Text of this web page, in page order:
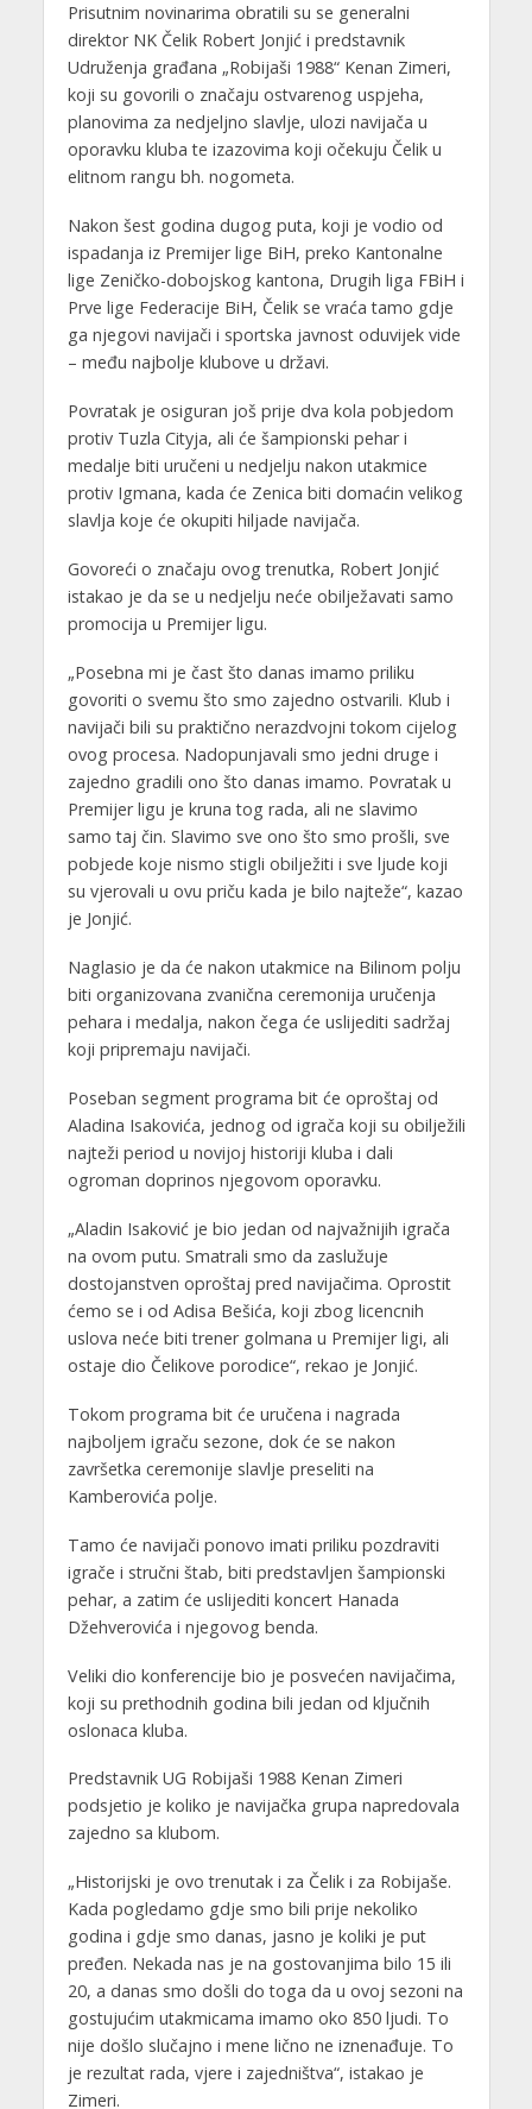
Prisutnim novinarima obratili su se generalni
direktor NK Čelik Robert Jonjić i predstavnik
Udruženja građana „Robijaši 1988“ Kenan Zimeri,
koji su govorili o značaju ostvarenog uspjeha,
planovima za nedjeljno slavlje, ulozi navijača u
oporavku kluba te izazovima koji očekuju Čelik u
elitnom rangu bh. nogometa.
Nakon šest godina dugog puta, koji je vodio od
ispadanja iz Premijer lige BiH, preko Kantonalne
lige Zeničko-dobojskog kantona, Drugih liga FBiH i
Prve lige Federacije BiH, Čelik se vraća tamo gdje
ga njegovi navijači i sportska javnost oduvijek vide
– među najbolje klubove u državi.
Povratak je osiguran još prije dva kola pobjedom
protiv Tuzla Cityja, ali će šampionski pehar i
medalje biti uručeni u nedjelju nakon utakmice
protiv Igmana, kada će Zenica biti domaćin velikog
slavlja koje će okupiti hiljade navijača.
Govoreći o značaju ovog trenutka, Robert Jonjić
istakao je da se u nedjelju neće obilježavati samo
promocija u Premijer ligu.
„Posebna mi je čast što danas imamo priliku
govoriti o svemu što smo zajedno ostvarili. Klub i
navijači bili su praktično nerazdvojni tokom cijelog
ovog procesa. Nadopunjavali smo jedni druge i
zajedno gradili ono što danas imamo. Povratak u
Premijer ligu je kruna tog rada, ali ne slavimo
samo taj čin. Slavimo sve ono što smo prošli, sve
pobjede koje nismo stigli obilježiti i sve ljude koji
su vjerovali u ovu priču kada je bilo najteže“, kazao
je Jonjić.
Naglasio je da će nakon utakmice na Bilinom polju
biti organizovana zvanična ceremonija uručenja
pehara i medalja, nakon čega će uslijediti sadržaj
koji pripremaju navijači.
Poseban segment programa bit će oproštaj od
Aladina Isakovića, jednog od igrača koji su obilježili
najteži period u novijoj historiji kluba i dali
ogroman doprinos njegovom oporavku.
„Aladin Isaković je bio jedan od najvažnijih igrača
na ovom putu. Smatrali smo da zaslužuje
dostojanstven oproštaj pred navijačima. Oprostit
ćemo se i od Adisa Bešića, koji zbog licencnih
uslova neće biti trener golmana u Premijer ligi, ali
ostaje dio Čelikove porodice“, rekao je Jonjić.
Tokom programa bit će uručena i nagrada
najboljem igraču sezone, dok će se nakon
završetka ceremonije slavlje preseliti na
Kamberovića polje.
Tamo će navijači ponovo imati priliku pozdraviti
igrače i stručni štab, biti predstavljen šampionski
pehar, a zatim će uslijediti koncert Hanada
Džehverovića i njegovog benda.
Veliki dio konferencije bio je posvećen navijačima,
koji su prethodnih godina bili jedan od ključnih
oslonaca kluba.
Predstavnik UG Robijaši 1988 Kenan Zimeri
podsjetio je koliko je navijačka grupa napredovala
zajedno sa klubom.
„Historijski je ovo trenutak i za Čelik i za Robijaše.
Kada pogledamo gdje smo bili prije nekoliko
godina i gdje smo danas, jasno je koliki je put
pređen. Nekada nas je na gostovanjima bilo 15 ili
20, a danas smo došli do toga da u ovoj sezoni na
gostujućim utakmicama imamo oko 850 ljudi. To
nije došlo slučajno i mene lično ne iznenađuje. To
je rezultat rada, vjere i zajedništva“, istakao je
Zimeri.